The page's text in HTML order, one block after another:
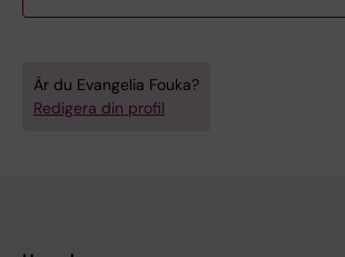
Är du Evangelia Fouka?
Redigera din profil